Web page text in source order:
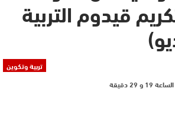
قيدوم التربية
تربية وتكوين